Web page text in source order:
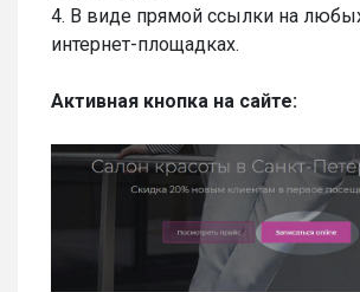
4. В виде прямой ссылки на
интернет-площадках.
Активная кнопка на сайте: